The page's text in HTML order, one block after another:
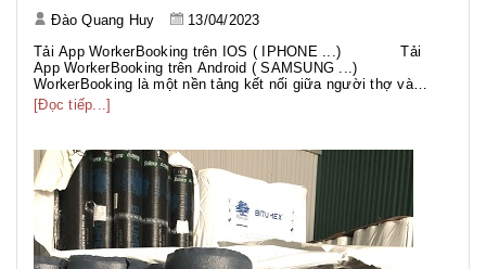
Đào Quang Huy
13/04/2023
Tải App WorkerBooking trên IOS ( IPHONE ...) Tải
App WorkerBooking trên Android ( SAMSUNG ...)
WorkerBooking là một nền tảng kết nối giữa người thợ và
người dùng khách hàng. Nền tảng này giúp các người thợ có
thể tiếp cận được với một lượng...
[Đọc tiếp...]